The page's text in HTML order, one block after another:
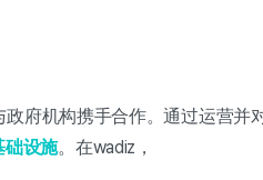
府机构携手合作。通过运营并
础设施。在wadiz，